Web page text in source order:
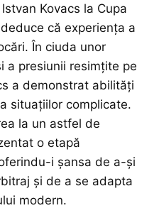
Kovacs la Cupa
că experiența a
În ciuda unor
a presiunii resimțite pe
a demonstrat abilități
situațiilor complicate.
la un astfel de
o etapă
i șansa de a-și
și de a se adapta
modern.